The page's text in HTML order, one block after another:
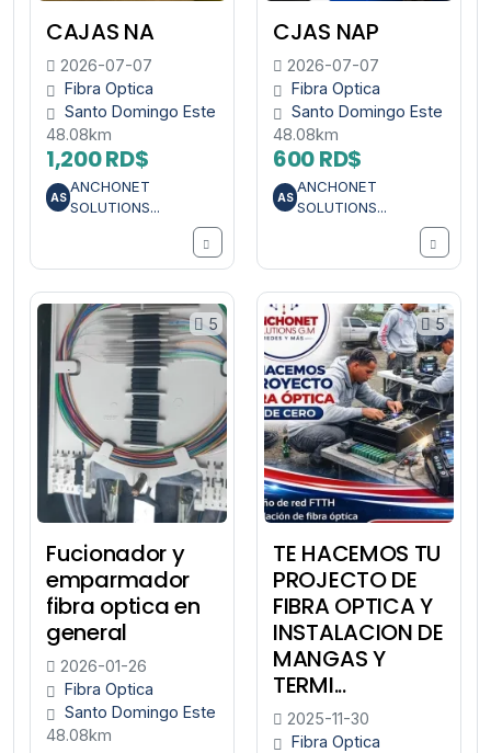
CAJAS NA
2026-07-07
Fibra Optica
Santo Domingo Este
48.08km
1,200 RD$
AS
ANCHONET
SOLUTIONS...
CJAS NAP
2026-07-07
Fibra Optica
Santo Domingo Este
48.08km
600 RD$
AS
ANCHONET
SOLUTIONS...
5
Fucionador y
emparmador
fibra optica en
general
2026-01-26
Fibra Optica
Santo Domingo Este
48.08km
5
TE HACEMOS TU
PROJECTO DE
FIBRA OPTICA Y
INSTALACION DE
MANGAS Y
TERMI...
2025-11-30
Fibra Optica